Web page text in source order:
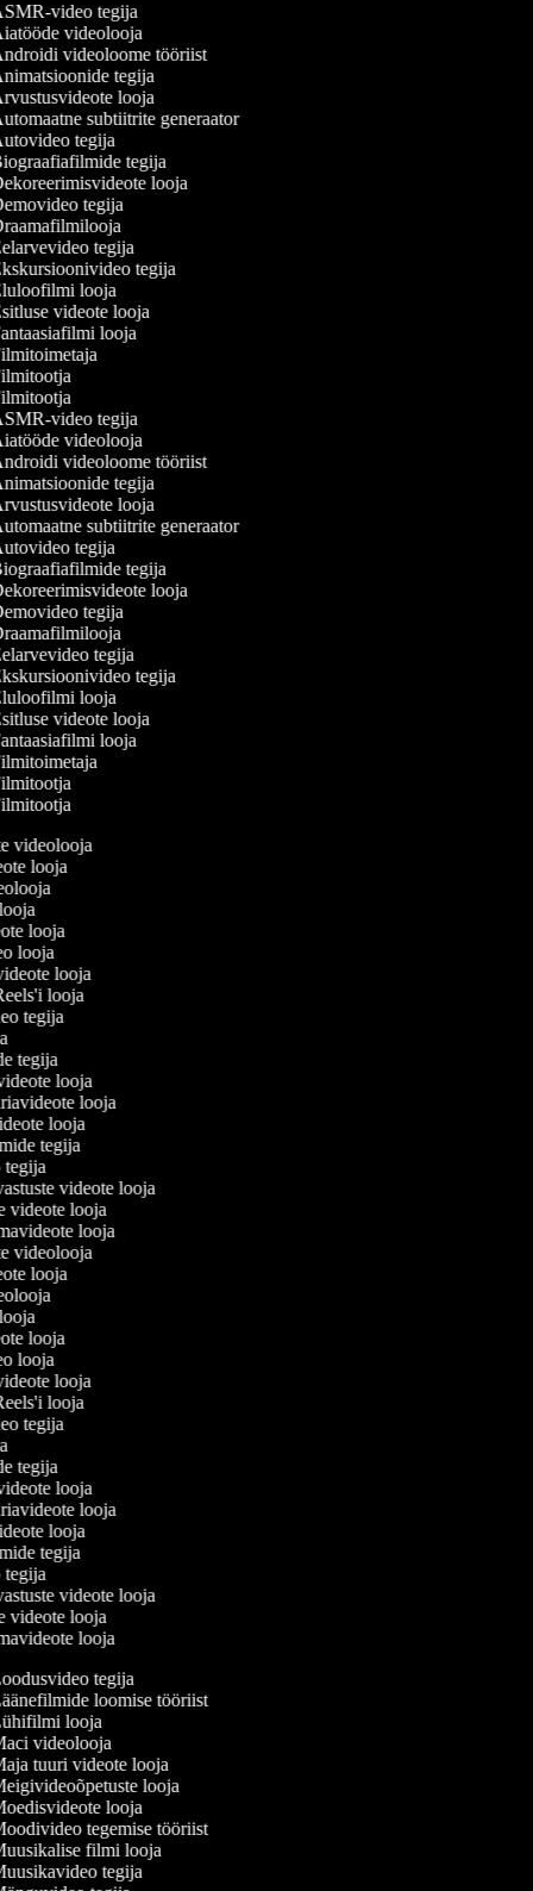
video tegija
videolooja
videoloome tööriist
tegija
looja
subtiitrite generaator
tegija
tegija
looja
tegija
tegija
tegija
looja
videote looja
looja
video tegija
videolooja
videoloome tööriist
tegija
looja
subtiitrite generaator
tegija
tegija
looja
tegija
tegija
tegija
looja
videote looja
looja
videolooja
looja
looja
looja
looja
looja
tegija
tegija
looja
looja
looja
tegija
tegija
videote looja
videote looja
looja
videolooja
looja
looja
looja
looja
looja
tegija
tegija
looja
looja
looja
tegija
tegija
videote looja
videote looja
looja
tegija
loomise tööriist
looja
videolooja
tuuri videote looja
looja
looja
tegemise tööriist
filmi looja
tegija